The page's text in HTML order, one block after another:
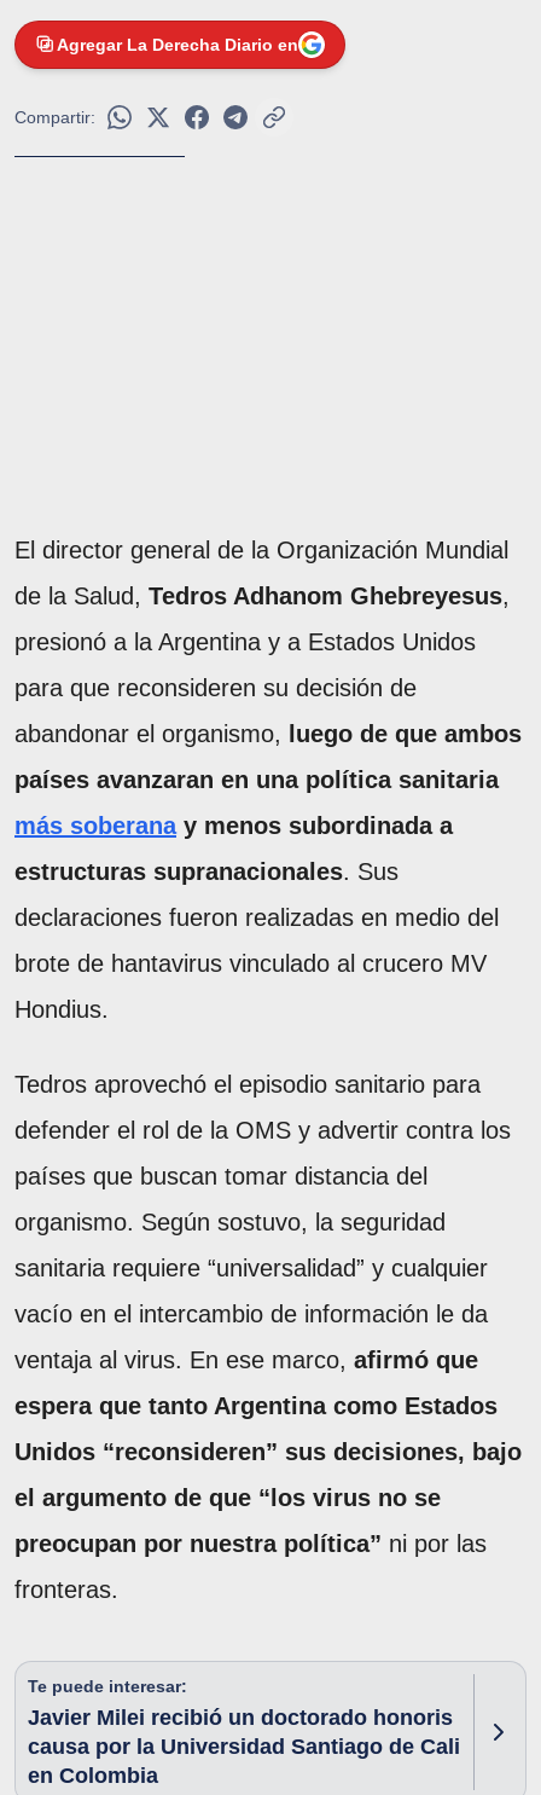
Agregar La Derecha Diario en
Compartir:
El director general de la Organización Mundial
de la Salud, Tedros Adhanom Ghebreyesus,
presionó a la Argentina y a Estados Unidos
para que reconsideren su decisión de
abandonar el organismo, luego de que ambos
países avanzaran en una política sanitaria
más soberanay menos subordinada a
estructuras supranacionales. Sus
declaraciones fueron realizadas en medio del
brote de hantavirus vinculado al crucero MV
Hondius.
Tedros aprovechó el episodio sanitario para
defender el rol de la OMS y advertir contra los
países que buscan tomar distancia del
organismo. Según sostuvo, la seguridad
sanitaria requiere “universalidad” y cualquier
vacío en el intercambio de información le da
ventaja al virus. En ese marco, afirmó que
espera que tanto Argentina como Estados
Unidos “reconsideren” sus decisiones, bajo
el argumento de que “los virus no se
preocupan por nuestra política” ni por las
fronteras.
Te puede interesar:
Javier Milei recibió un doctorado honoris
causa por la Universidad Santiago de Cali
en Colombia